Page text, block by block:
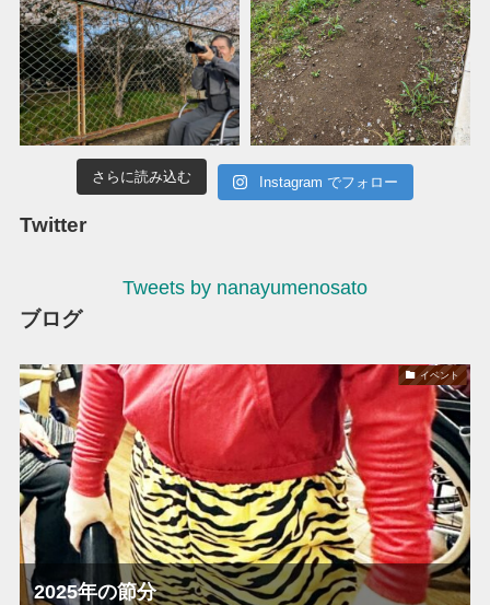
さらに読み込む Instagram でフォロー
Twitter
Tweets by nanayumenosato
ブログ
イベント
2025年の節分